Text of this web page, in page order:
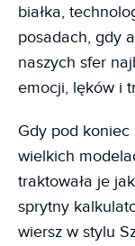
białka,
posadach, gdy
naszych sfer
emocji, lęków i
Gdy pod koniec
wielkich
traktowała je
sprytny
wiersz w stylu